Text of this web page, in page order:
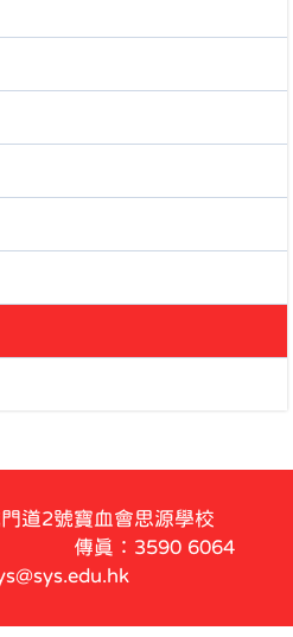
道2號寶血會思源學校
傳真：3590 6064